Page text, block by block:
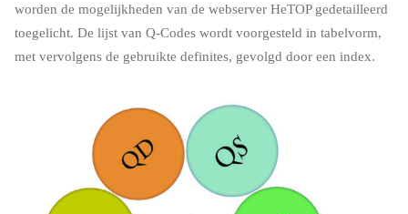
worden de mogelijkheden van de webserver HeTOP gedetailleerd
toegelicht. De lijst van Q-Codes wordt voorgesteld in tabelvorm,
met vervolgens de gebruikte definites, gevolgd door een index.